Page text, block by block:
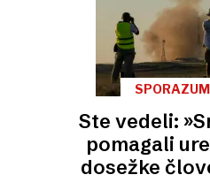
Ste vedeli:
pomagali
dosežke